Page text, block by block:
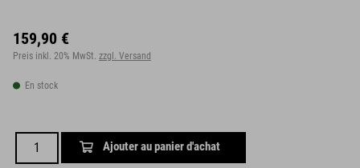
159,90 €
Preis inkl. 20% MwSt. zzgl. Versand
En stock
Ajouter au panier d'achat